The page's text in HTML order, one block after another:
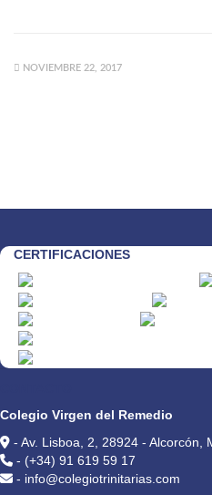
NOVIEMBRE 22, 2017
CERTIFICACIONES
Colegio Virgen del Remedio
- Av. Lisboa, 2, 28924 - Alcorcón,
- (+34) 91 619 59 17
- info@colegiotrinitarias.com